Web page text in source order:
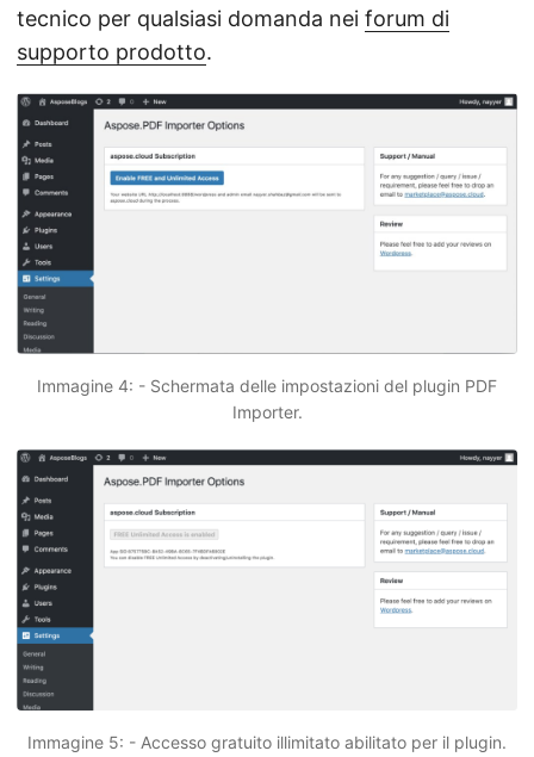
tecnico per qualsiasi domanda nei forum di
supporto prodotto.
Immagine 4: - Schermata delle impostazioni del plugin PDF
Importer.
Immagine 5: - Accesso gratuito illimitato abilitato per il plugin.